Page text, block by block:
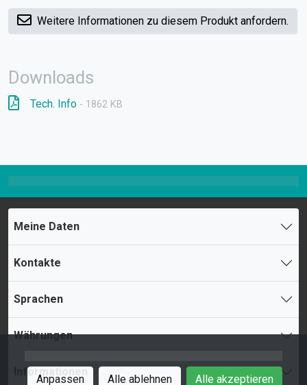
Weitere Informationen zu diesem Produkt anfordern.
Downloads
Tech. Info - 1862 KB
Meine Daten
Kontakte
Sprachen
Währungen
Informationen
Anpassen Alle ablehnen Alle akzeptieren